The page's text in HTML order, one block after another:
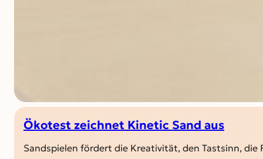
Ökotest zeichnet Kinetic Sand aus
Sandspielen fördert die Kreativität, den Tastsinn,